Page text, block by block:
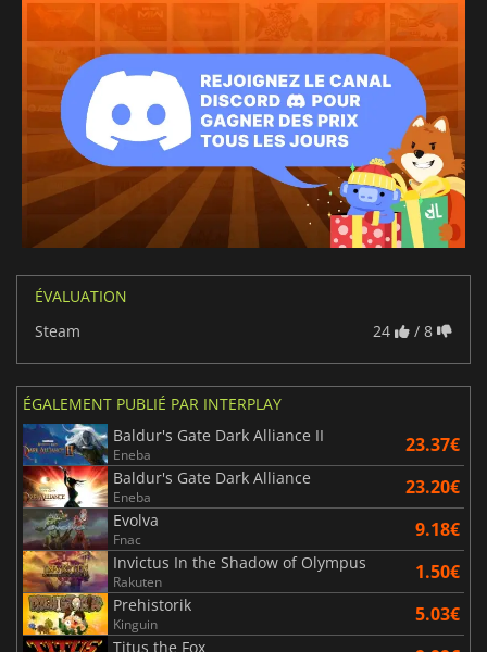
ÉVALUATION
Steam
24 / 8
ÉGALEMENT PUBLIÉ PAR INTERPLAY
Baldur's Gate Dark Alliance II
Eneba 23.37€
Baldur's Gate Dark Alliance
Eneba 23.20€
Evolva
Fnac 9.18€
Invictus In the Shadow of Olympus
Rakuten 1.50€
Prehistorik
Kinguin 5.03€
Titus the Fox